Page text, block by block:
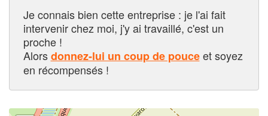
Je connais bien cette entreprise : je l'ai fait
intervenir chez moi, j'y ai travaillé, c'est un
proche !
Alorsdonnez-lui un coup de pouceet soyez
en récompensés !